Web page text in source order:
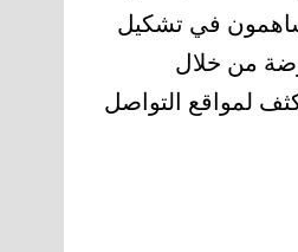
في تشكيل
من خلال
لمواقع التواصل